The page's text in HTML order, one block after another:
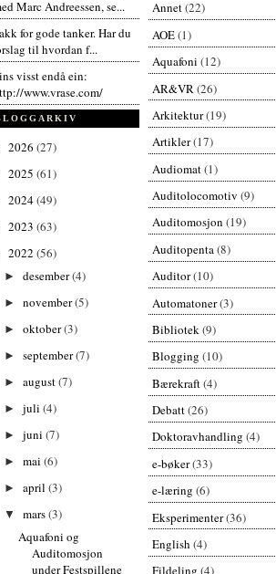
Marc Andreessen, se...
for gode tanker. Har du
til hvordan f...
visst endå ein:
www.vrase.com/
2026 (27)
2025 (61)
2024(49)
2023 (63)
2022 (56)
► desember(4)
► november(5)
► oktober(3)
► september(7)
► august(7)
► juli (4)
► juni (7)
► mai (6)
► april (3)
▼ mars(3)
Aquafoni og
Auditomosjon
under Festspillene
Annet(22)
AOE(1)
Aquafoni (12)
AR&VR (26)
Arkitektur(19)
Artikler(17)
Audiomat(1)
Auditolocomotiv (9)
Auditomosjon (19)
Auditopenta(8)
Auditor(10)
Automatoner(3)
Bibliotek(9)
Blogging (10)
Bærekraft(4)
Debatt(26)
Doktoravhandling (4)
e-bøker(33)
e-læring (6)
Eksperimenter(36)
English (4)
Fildeling (4)